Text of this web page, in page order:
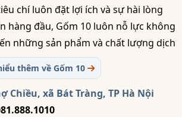
chí luôn đặt lợi ích và sự hài lòng
hàng đầu, Gốm 10 luôn nỗ lực không
những sản phẩm và chất lượng dịch
thêm về Gốm 10
Chiều, xã Bát Tràng, TP Hà Nội